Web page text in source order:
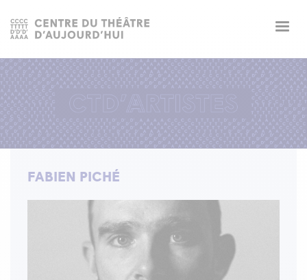
FABIEN PICHÉ